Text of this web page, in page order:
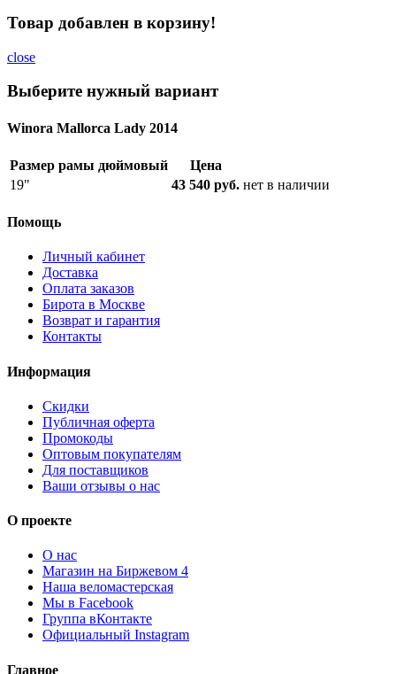
Товар добавлен в корзину!
close
Выберите нужный вариант
Winora Mallorca Lady 2014
Размер рамы дюймовый
Цена
19"
43 540 руб. нет в наличии
Помощь
Личный кабинет
Доставка
Оплата заказов
Бирота в Москве
Возврат и гарантия
Контакты
Информация
Скидки
Публичная оферта
Промокоды
Оптовым покупателям
Для поставщиков
Ваши отзывы о нас
О проекте
О нас
Магазин на Биржевом 4
Наша веломастерская
Мы в Facebook
Группа вКонтакте
Официальный Instagram
Главное